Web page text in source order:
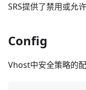
SRS提供了禁用或允
Config
Vhost中安全策略的配